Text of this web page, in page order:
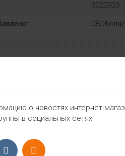
3022923
08/Июля/
о новостях интернет-
в социальных сетях: